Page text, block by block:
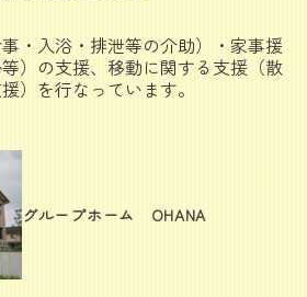
・入浴・排泄等の介助）・家事援
）の支援、移動に関する支援（散
）を行なっています。
グループホーム OHANA